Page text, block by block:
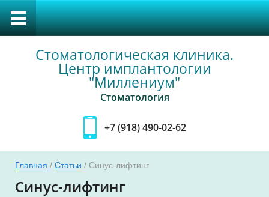
Стоматологическая клиника.
Центр имплантологии
"Миллениум"
Стоматология
+7 (918) 490-02-62
Главная / Статьи / Синус-лифтинг
Синус-лифтинг